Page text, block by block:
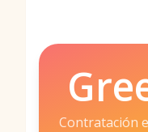
Contratación